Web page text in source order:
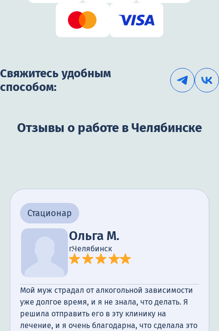
Свяжитесь удобным
способом:
Отзывы о работе в Челябинске
Стационар
Ольга М.
г.Челябинск
Мой муж страдал от алкогольной зависимости
уже долгое время, и я не знала, что делать. Я
решила отправить его в эту клинику на
лечение, и я очень благодарна, что сделала это